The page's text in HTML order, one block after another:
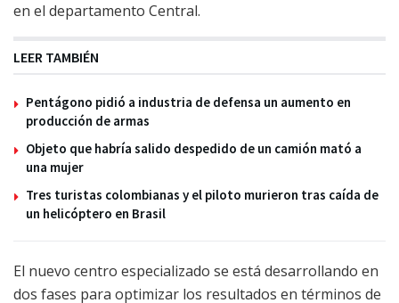
en el departamento Central.
LEER TAMBIÉN
Pentágono pidió a industria de defensa un aumento en
producción de armas
Objeto que habría salido despedido de un camión mató a
una mujer
Tres turistas colombianas y el piloto murieron tras caída de
un helicóptero en Brasil
El nuevo centro especializado se está desarrollando en
dos fases para optimizar los resultados en términos de